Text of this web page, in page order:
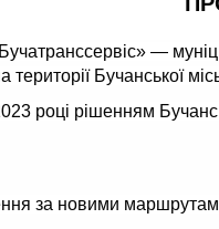
—
Бучанської
році рішенням
за новими